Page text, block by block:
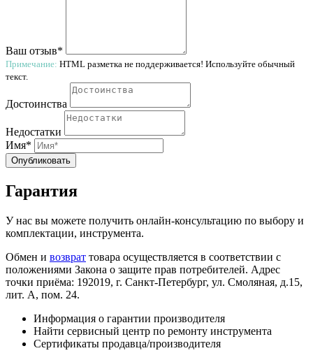
Ваш отзыв*
Примечание: HTML разметка не поддерживается! Используйте обычный
текст.
Достоинства
Недостатки
Имя*
Опубликовать
Гарантия
У нас вы можете получить онлайн-консультацию по выбору и
комплектации, инструмента.
Обмен и возврат товара осуществляется в соответствии с
положениями Закона о защите прав потребителей. Адрес
точки приёма: 192019, г. Санкт-Петербург, ул. Смоляная, д.15,
лит. А, пом. 24.
Информация о гарантии производителя
Найти сервисный центр по ремонту инструмента
Сертификаты продавца/производителя